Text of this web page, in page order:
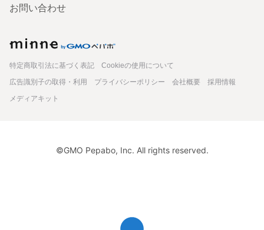
お問い合わせ
特定商取引法に基づく表記
Cookieの使用について
広告識別子の取得・利用
プライバシーポリシー 会社概要
採用情報
メディアキット
©GMO Pepabo, Inc. All rights reserved.